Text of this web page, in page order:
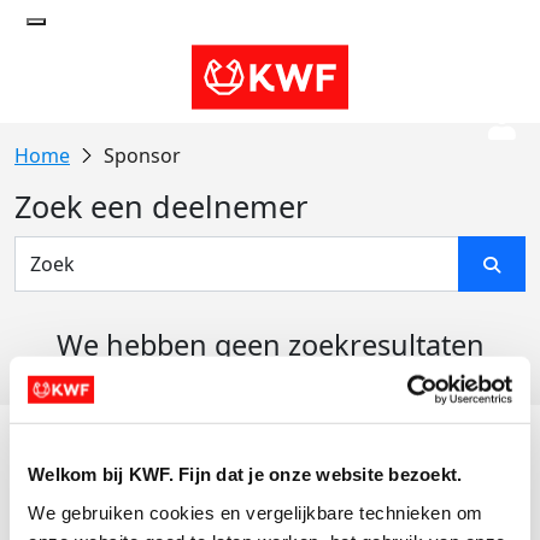
Welkom bij KWF. Fijn dat je onze website bezoekt.
We gebruiken cookies en vergelijkbare technieken om
Sponsor
Zoek een deelnemer
We hebben geen zoekresultaten
Actiematerialen
Evenementen